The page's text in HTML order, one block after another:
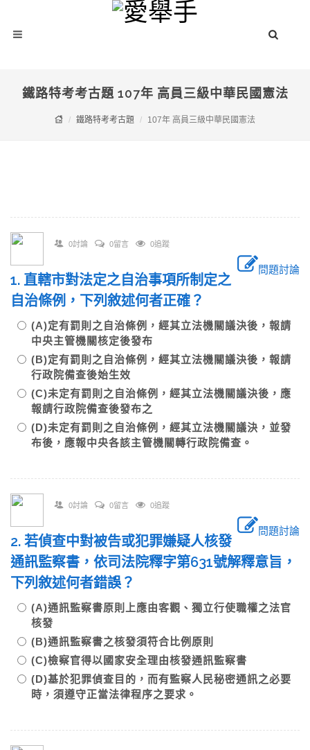
鐵路特考考古題 107年 高員三級中華民國憲法
鐵路特考考古題 107年 高員三級中華民國憲法
0討論 0留言 0追蹤
問題討論
1. 直轄市對法定之自治事項所制定之
自治條例，下列敘述何者正確？
(A)定有罰則之自治條例，經其立法機關議決後，報請
中央主管機關核定後發布
(B)定有罰則之自治條例，經其立法機關議決後，報請
行政院備查後始生效
(C)未定有罰則之自治條例，經其立法機關議決後，應
報請行政院備查後發布之
(D)未定有罰則之自治條例，經其立法機關議決，並發
布後，應報中央各該主管機關轉行政院備查。
0討論 0留言 0追蹤
問題討論
2. 若偵查中對被告或犯罪嫌疑人核發
通訊監察書，依司法院釋字第631號解釋意旨，
下列敘述何者錯誤？
(A)通訊監察書原則上應由客觀、獨立行使職權之法官
核發
(B)通訊監察書之核發須符合比例原則
(C)檢察官得以國家安全理由核發通訊監察書
(D)基於犯罪偵查目的，而有監察人民秘密通訊之必要
時，須遵守正當法律程序之要求。